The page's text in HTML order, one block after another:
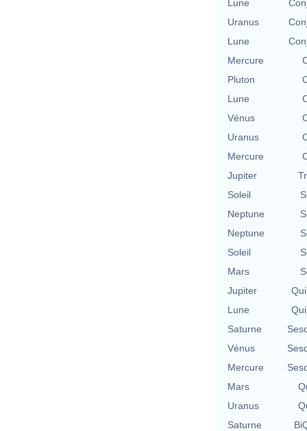
Lune
Uranus
Lune
Mercure
Pluton
Lune
Vénus
Uranus
Mercure
Jupiter
Soleil
Neptune
Neptune
Soleil
Mars
Jupiter
Lune
Saturne
Vénus
Mercure
Mars
Uranus
Saturne